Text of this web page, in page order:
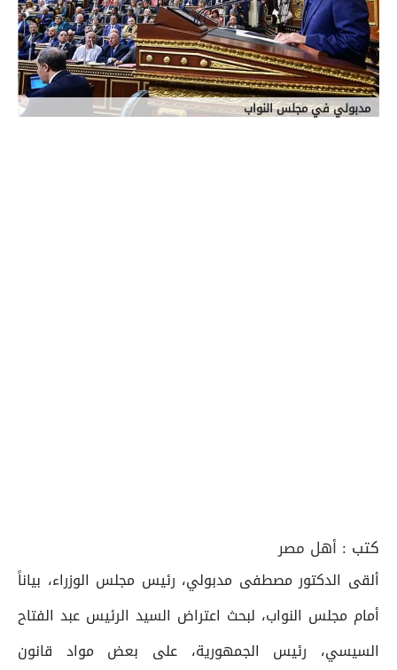
مدبولي في مجلس النواب
كتب : أهل مصر
ألقى الدكتور مصطفى مدبولي، رئيس مجلس الوزراء، بياناً
أمام مجلس النواب، لبحث اعتراض السيد الرئيس عبد الفتاح
السيسي، رئيس الجمهورية، على بعض مواد قانون